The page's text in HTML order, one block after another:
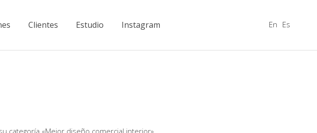
Clientes Estudio Instagram En Es
categoría «Mejor diseño comercial interior»